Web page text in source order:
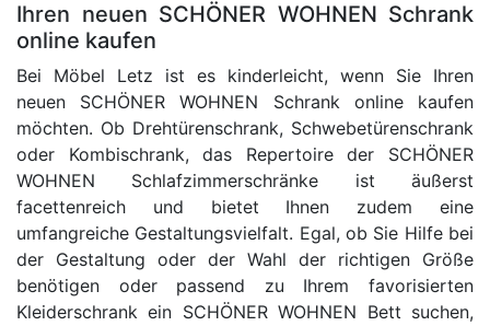
Ihren neuen SCHÖNER WOHNEN Schrank
online kaufen
Bei Möbel Letz ist es kinderleicht, wenn Sie Ihren
neuen SCHÖNER WOHNEN Schrank online kaufen
möchten. Ob Drehtürenschrank, Schwebetürenschrank
oder Kombischrank, das Repertoire der SCHÖNER
WOHNEN Schlafzimmerschränke ist äußerst
facettenreich und bietet Ihnen zudem eine
umfangreiche Gestaltungsvielfalt. Egal, ob Sie Hilfe bei
der Gestaltung oder der Wahl der richtigen Größe
benötigen oder passend zu Ihrem favorisierten
Kleiderschrank ein SCHÖNER WOHNEN Bett suchen,